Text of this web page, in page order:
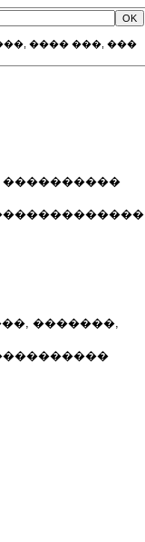
���� ���, ���
����������
�������,